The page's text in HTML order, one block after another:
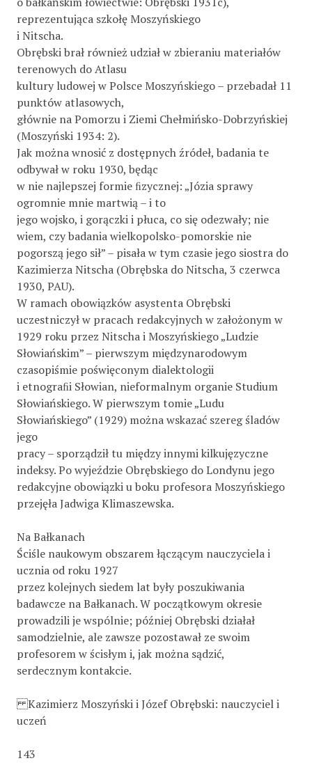
reprezentująca szkołę Moszyńskiego
i Nitscha.
Obrębski brał również udział w zbieraniu materiałów
terenowych do Atlasu
kultury ludowej w Polsce Moszyńskiego – przebadał 11
punktów atlasowych,
głównie na Pomorzu i Ziemi Chełmińsko-Dobrzyńskiej
(Moszyński 1934: 2).
Jak można wnosić z dostępnych źródeł, badania te
odbywał w roku 1930, będąc
w nie najlepszej formie ﬁzycznej: „Józia sprawy
ogromnie mnie martwią – i to
jego wojsko, i gorączki i płuca, co się odezwały; nie
wiem, czy badania wielkopolsko-pomorskie nie
pogorszą jego sił” – pisała w tym czasie jego siostra do
Kazimierza Nitscha (Obrębska do Nitscha, 3 czerwca
1930, PAU).
W ramach obowiązków asystenta Obrębski
uczestniczył w pracach redakcyjnych w założonym w
1929 roku przez Nitscha i Moszyńskiego „Ludzie
Słowiańskim” – pierwszym międzynarodowym
czasopiśmie poświęconym dialektologii
i etnograﬁi Słowian, nieformalnym organie Studium
Słowiańskiego. W pierwszym tomie „Ludu
Słowiańskiego” (1929) można wskazać szereg śladów
jego
pracy – sporządził tu między innymi kilkujęzyczne
indeksy. Po wyjeździe Obrębskiego do Londynu jego
redakcyjne obowiązki u boku profesora Moszyńskiego
przejęła Jadwiga Klimaszewska.
Na Bałkanach
Ściśle naukowym obszarem łączącym nauczyciela i
ucznia od roku 1927
przez kolejnych siedem lat były poszukiwania
badawcze na Bałkanach. W początkowym okresie
prowadzili je wspólnie; później Obrębski działał
samodzielnie, ale zawsze pozostawał ze swoim
profesorem w ścisłym i, jak można sądzić,
serdecznym kontakcie.
Kazimierz Moszyński i Józef Obrębski: nauczyciel i
uczeń
143